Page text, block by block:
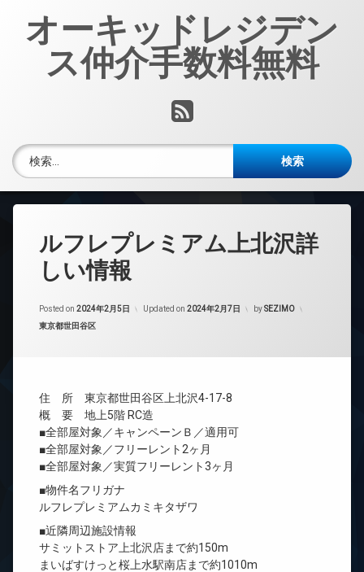
オーキッドレジデン
ス仲介手数料無料
RSS
検索:
ルフレプレミアム上北沢詳
しい情報
Posted on 2024年2月5日 Updated on 2024年2月7日 bySEZIMO
カテゴリー:
東京都世田谷区
住 所 東京都世田谷区上北沢4-17-8
概 要 地上5階 RC造
■全部屋対象／キャンペーンＢ／適用可
■全部屋対象／フリーレント2ヶ月
■全部屋対象／実質フリーレント3ヶ月
■物件名フリガナ
ルフレプレミアムカミキタザワ
■近隣周辺施設情報
サミットストア上北沢店まで約150m
まいばすけっと桜上水駅南店まで約1010m